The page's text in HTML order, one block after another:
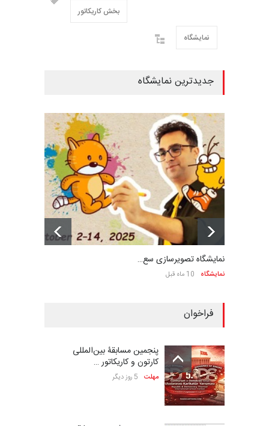
بخش کاریکاتور
نمایشگاه
جدیدترین نمایشگاه
نمایشگاه تصویرسازی سع…
نمایشگاه 10 ماه قبل
فراخوان
پنجمین مسابقۀ بین‌المللی
کارتون و کاریکاتور …
مهلت 5 روز دیگر